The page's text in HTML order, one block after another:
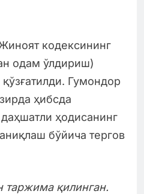
кодексининг
одам ўлдириш)
Гумондор
ҳибсда
ҳодисанинг
бўйича тергов
қилинган.